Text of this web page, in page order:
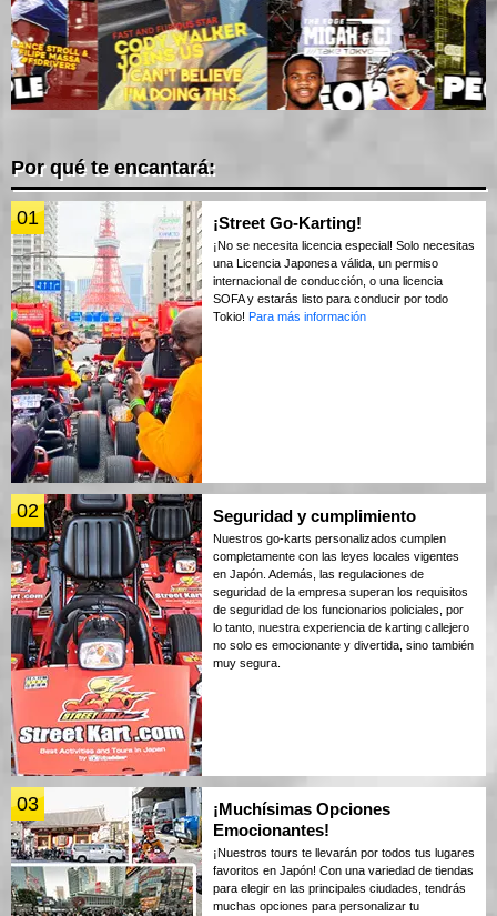
Por qué te encantará:
01 ¡Street Go-Karting!
¡No se necesita licencia especial! Solo necesitas
una Licencia Japonesa válida, un permiso
internacional de conducción, o una licencia
SOFA y estarás listo para conducir por todo
Tokio! Para más información
02 Seguridad y cumplimiento
Nuestros go-karts personalizados cumplen
completamente con las leyes locales vigentes
en Japón. Además, las regulaciones de
seguridad de la empresa superan los requisitos
de seguridad de los funcionarios policiales, por
lo tanto, nuestra experiencia de karting callejero
no solo es emocionante y divertida, sino también
muy segura.
03
¡Muchísimas Opciones
Emocionantes!
¡Nuestros tours te llevarán por todos tus lugares
favoritos en Japón! Con una variedad de tiendas
para elegir en las principales ciudades, tendrás
muchas opciones para personalizar tu